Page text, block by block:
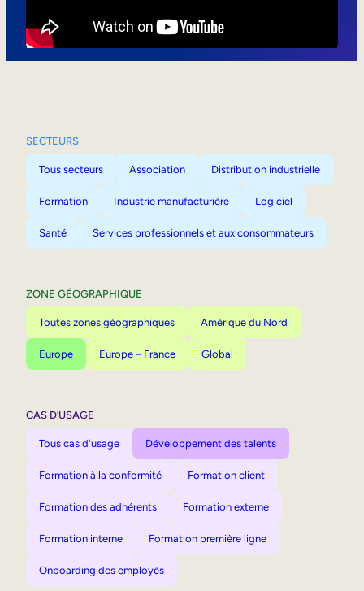
SECTEURS
Tous secteurs Association Distribution industrielle
Formation Industrie manufacturière Logiciel
Santé Services professionnels et aux consommateurs
ZONE GÉOGRAPHIQUE
Toutes zones géographiques Amérique du Nord
Europe Europe – France Global
CAS D’USAGE
Tous cas d'usage Développement des talents
Formation à la conformité Formation client
Formation des adhérents Formation externe
Formation interne Formation première ligne
Onboarding des employés